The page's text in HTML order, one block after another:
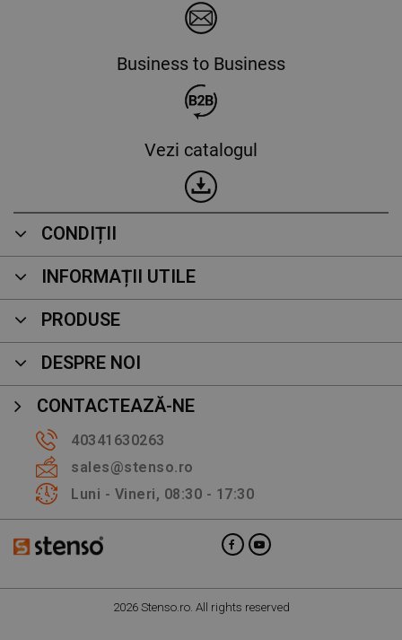
Business to Business
Vezi catalogul
CONDIȚII
INFORMAȚII UTILE
PRODUSE
DESPRE NOI
CONTACTEAZĂ-NE
40341630263
sales@stenso.ro
Luni - Vineri, 08:30 - 17:30
2026 Stenso.ro. All rights reserved